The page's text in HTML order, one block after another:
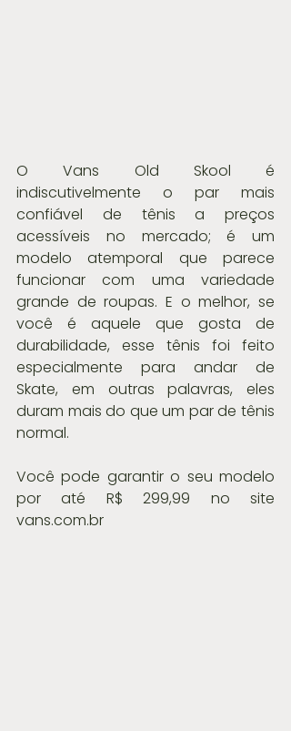
O Vans Old Skool é
indiscutivelmente o par mais
confiável de tênis a preços
acessíveis no mercado; é um
modelo atemporal que parece
funcionar com uma variedade
grande de roupas. E o melhor, se
você é aquele que gosta de
durabilidade, esse tênis foi feito
especialmente para andar de
Skate, em outras palavras, eles
duram mais do que um par de tênis
normal.
Você pode garantir o seu modelo
por até R$ 299,99 no site
vans.com.br